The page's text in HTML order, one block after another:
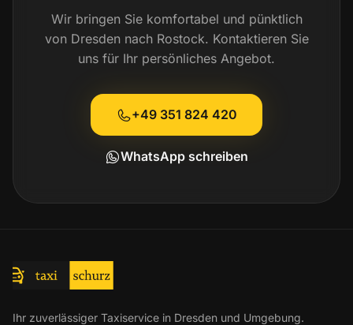
Wir bringen Sie komfortabel und pünktlich
von Dresden nach Rostock. Kontaktieren Sie
uns für Ihr persönliches Angebot.
+49 351 824 420
WhatsApp schreiben
Ihr zuverlässiger Taxiservice in Dresden und Umgebung.